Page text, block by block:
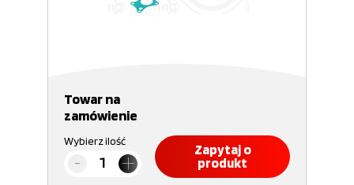
Towar na
zamówienie
Wybierz ilość
Zapytaj o
produkt